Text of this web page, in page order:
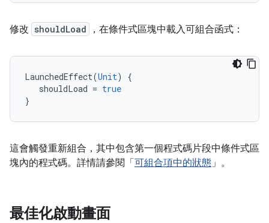
修改 shouldLoad ，在條件式區塊中載入可組合函式：
LaunchedEffect(Unit)
{
shouldLoad = true
}
這會觸發重新組合，其中包含第一個程式碼片段中條件式區
塊內的程式碼。詳情請參閱「 可組合項中的狀態」。
最佳化啟動畫面